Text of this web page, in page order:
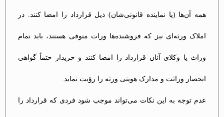
همه آن‌ها (یا نماینده قانونی‌شان) ذیل قرارداد را امضا کنند. در
املاک ورثه‌ای نیز که فروشنده‌ها وراث متوفی هستند، باید تمام
وراث یا وکلای آنان قرارداد را امضا کنند و خریدار حتماً گواهی
انحصار وراثت و مدارک هویتی ورثه را رؤیت نماید​.
عدم توجه به این نکات می‌تواند موجب شود فردی که قرارداد را